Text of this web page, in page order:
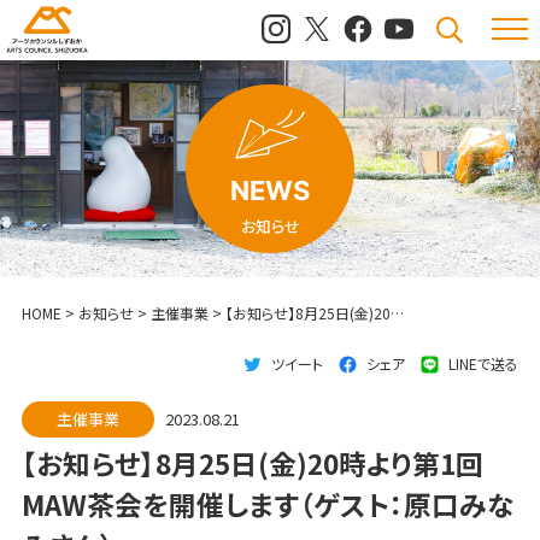
メニュ
検索
NEWS
お知らせ
HOME > お知らせ> 主催事業> 【お知らせ】8月25日(金)20時より第1回MAW茶会を開催します（ゲスト：原口みなみさん）
ツイート シェア LINEで送る
主催事業 2023.08.21
【お知らせ】8月25日(金)20時より第1回
MAW茶会を開催します（ゲスト：原口みな